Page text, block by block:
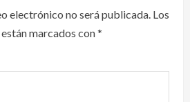
electrónico no será publicada. Los
marcados con*